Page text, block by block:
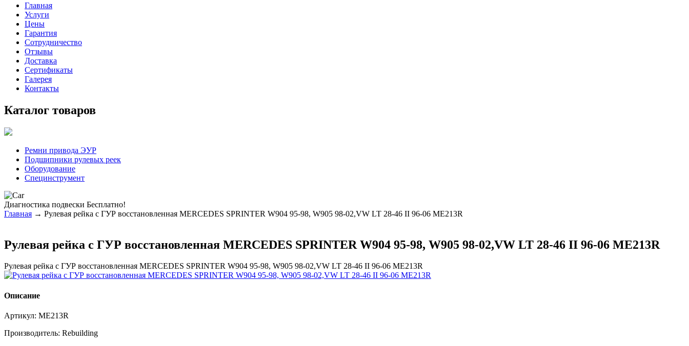
Главная
Услуги
Цены
Гарантия
Сотрудничество
Отзывы
Доставка
Сертификаты
Галерея
Контакты
Каталог товаров
Ремни привода ЭУР
Подшипники рулевых реек
Оборудование
Специнструмент
Диагностика подвески Бесплатно!
Главная → Рулевая рейка с ГУР восстановленная MERCEDES SPRINTER W904 95-98, W905 98-02,VW LT 28-46 II 96-06 ME213R
Рулевая рейка с ГУР восстановленная MERCEDES SPRINTER W904 95-98, W905 98-02,VW LT 28-46 II 96-06 ME213R
Рулевая рейка с ГУР восстановленная MERCEDES SPRINTER W904 95-98, W905 98-02,VW LT 28-46 II 96-06 ME213R
Описание
Артикул: ME213R
Производитель: Rebuilding